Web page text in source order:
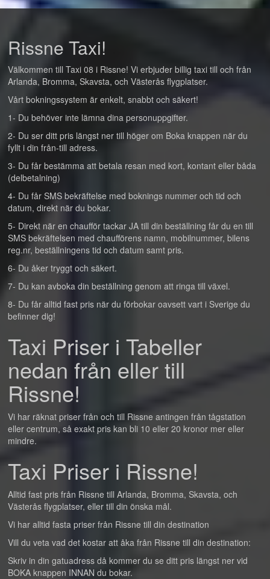
Rissne Taxi!
Välkommen till Taxi 08 i Rissne! Vi erbjuder billig taxi till och från
Arlanda, Bromma, Skavsta, och Västerås flygplatser.
Vårt bokningssystem är enkelt, snabbt och säkert!
1- Du behöver inte lämna dina personuppgifter.
2- Du ser ditt pris längst ner till höger om Boka knappen när du
fyllt i din från-till adress.
3- Du får bestämma att betala resan med kort, kontant eller båda
(delbetalning)
4- Du får SMS bekräftelse med boknings nummer och tid och
datum, direkt när du bokar.
5- Direkt när en chaufför tackar JA till din beställning får du en till
SMS bekräftelsen med chaufförens namn, mobilnummer, bilens
reg.nr, beställningens tid och datum samt pris.
6- Du åker tryggt och säkert.
7- Du kan avboka din beställning genom att ringa till växel.
8- Du får alltid fast pris när du förbokar oavsett vart i Sverige du
befinner dig!
Taxi Priser i Tabeller
nedan från eller till
Rissne!
Vi har räknat priser från och till Rissne antingen från tågstation
eller centrum, så exakt pris kan bli 10 eller 20 kronor mer eller
mindre.
Taxi Priser i Rissne!
Alltid fast pris från Rissne till Arlanda, Bromma, Skavsta, och
Västerås flygplatser, eller till din önska mål.
Vi har alltid fasta priser från Rissne till din destination
Vill du veta vad det kostar att åka från Rissne till din destination:
Skriv in din gatuadress då kommer du se ditt pris längst ner vid
BOKA knappen INNAN du bokar.